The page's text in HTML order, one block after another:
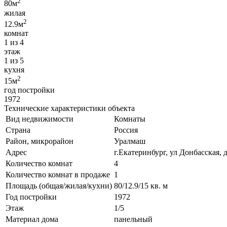
80м
жилая
12.9м2
комнат
1 из 4
этаж
1 из 5
кухня
15м2
год постройки
1972
Технические характеристики объекта
Вид недвижимости
Комнаты
Страна
Россия
Район, микрорайон
Уралмаш
Адрес
г.Екатеринбург, ул Донбасская,
Количество комнат
4
Количество комнат в продаже 1
Площадь (общая/жилая/кухни) 80/12.9/15 кв. м
Год постройки
1972
Этаж
1/5
Материал дома
панельный